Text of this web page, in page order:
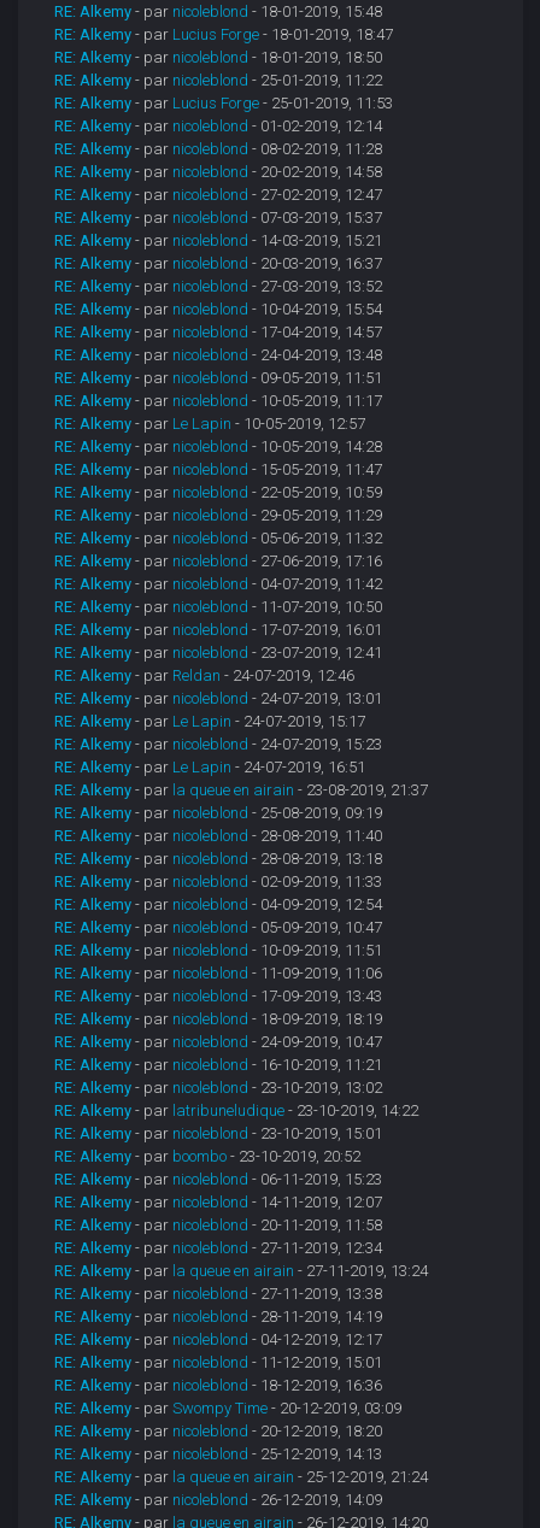
RE: Alkemy - par nicoleblond - 18-01-2019, 15:48
RE: Alkemy - par Lucius Forge - 18-01-2019, 18:47
RE: Alkemy - par nicoleblond - 18-01-2019, 18:50
RE: Alkemy - par nicoleblond - 25-01-2019, 11:22
RE: Alkemy - par Lucius Forge - 25-01-2019, 11:53
RE: Alkemy - par nicoleblond - 01-02-2019, 12:14
RE: Alkemy - par nicoleblond - 08-02-2019, 11:28
RE: Alkemy - par nicoleblond - 20-02-2019, 14:58
RE: Alkemy - par nicoleblond - 27-02-2019, 12:47
RE: Alkemy - par nicoleblond - 07-03-2019, 15:37
RE: Alkemy - par nicoleblond - 14-03-2019, 15:21
RE: Alkemy - par nicoleblond - 20-03-2019, 16:37
RE: Alkemy - par nicoleblond - 27-03-2019, 13:52
RE: Alkemy - par nicoleblond - 10-04-2019, 15:54
RE: Alkemy - par nicoleblond - 17-04-2019, 14:57
RE: Alkemy - par nicoleblond - 24-04-2019, 13:48
RE: Alkemy - par nicoleblond - 09-05-2019, 11:51
RE: Alkemy - par nicoleblond - 10-05-2019, 11:17
RE: Alkemy - par Le Lapin - 10-05-2019, 12:57
RE: Alkemy - par nicoleblond - 10-05-2019, 14:28
RE: Alkemy - par nicoleblond - 15-05-2019, 11:47
RE: Alkemy - par nicoleblond - 22-05-2019, 10:59
RE: Alkemy - par nicoleblond - 29-05-2019, 11:29
RE: Alkemy - par nicoleblond - 05-06-2019, 11:32
RE: Alkemy - par nicoleblond - 27-06-2019, 17:16
RE: Alkemy - par nicoleblond - 04-07-2019, 11:42
RE: Alkemy - par nicoleblond - 11-07-2019, 10:50
RE: Alkemy - par nicoleblond - 17-07-2019, 16:01
RE: Alkemy - par nicoleblond - 23-07-2019, 12:41
RE: Alkemy - par Reldan - 24-07-2019, 12:46
RE: Alkemy - par nicoleblond - 24-07-2019, 13:01
RE: Alkemy - par Le Lapin - 24-07-2019, 15:17
RE: Alkemy - par nicoleblond - 24-07-2019, 15:23
RE: Alkemy - par Le Lapin - 24-07-2019, 16:51
RE: Alkemy - par la queue en airain - 23-08-2019, 21:37
RE: Alkemy - par nicoleblond - 25-08-2019, 09:19
RE: Alkemy - par nicoleblond - 28-08-2019, 11:40
RE: Alkemy - par nicoleblond - 28-08-2019, 13:18
RE: Alkemy - par nicoleblond - 02-09-2019, 11:33
RE: Alkemy - par nicoleblond - 04-09-2019, 12:54
RE: Alkemy - par nicoleblond - 05-09-2019, 10:47
RE: Alkemy - par nicoleblond - 10-09-2019, 11:51
RE: Alkemy - par nicoleblond - 11-09-2019, 11:06
RE: Alkemy - par nicoleblond - 17-09-2019, 13:43
RE: Alkemy - par nicoleblond - 18-09-2019, 18:19
RE: Alkemy - par nicoleblond - 24-09-2019, 10:47
RE: Alkemy - par nicoleblond - 16-10-2019, 11:21
RE: Alkemy - par nicoleblond - 23-10-2019, 13:02
RE: Alkemy - par latribuneludique - 23-10-2019, 14:22
RE: Alkemy - par nicoleblond - 23-10-2019, 15:01
RE: Alkemy - par boombo - 23-10-2019, 20:52
RE: Alkemy - par nicoleblond - 06-11-2019, 15:23
RE: Alkemy - par nicoleblond - 14-11-2019, 12:07
RE: Alkemy - par nicoleblond - 20-11-2019, 11:58
RE: Alkemy - par nicoleblond - 27-11-2019, 12:34
RE: Alkemy - par la queue en airain - 27-11-2019, 13:24
RE: Alkemy - par nicoleblond - 27-11-2019, 13:38
RE: Alkemy - par nicoleblond - 28-11-2019, 14:19
RE: Alkemy - par nicoleblond - 04-12-2019, 12:17
RE: Alkemy - par nicoleblond - 11-12-2019, 15:01
RE: Alkemy - par nicoleblond - 18-12-2019, 16:36
RE: Alkemy - parSwompy Time - 20-12-2019, 03:09
RE: Alkemy - par nicoleblond - 20-12-2019, 18:20
RE: Alkemy - par nicoleblond - 25-12-2019, 14:13
RE: Alkemy - par la queue en airain - 25-12-2019, 21:24
RE: Alkemy - par nicoleblond - 26-12-2019, 14:09
RE: Alkemy - par la queue en airain - 26-12-2019, 14:20